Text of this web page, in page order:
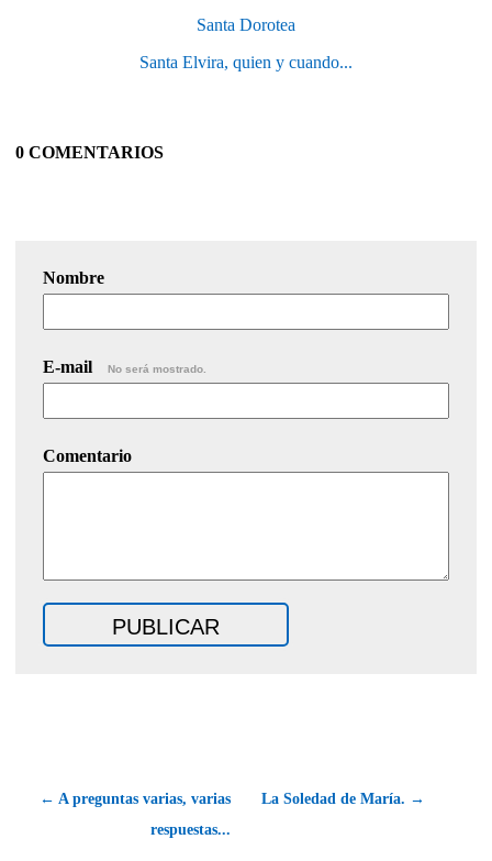
Santa Dorotea
Santa Elvira, quien y cuando...
0 COMENTARIOS
Nombre
E-mail No será mostrado.
Comentario
← A preguntas varias, varias
respuestas...
La Soledad de María. →